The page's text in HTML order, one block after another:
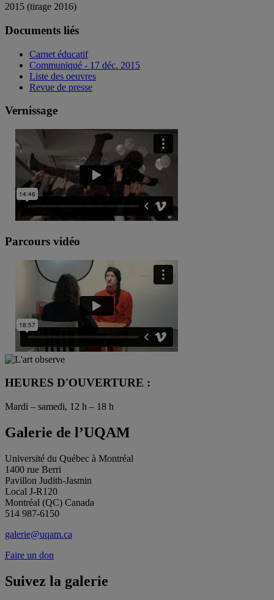
2015 (tirage 2016)
Documents liés
Carnet éducatif
Communiqué - 17 déc. 2015
Liste des oeuvres
Revue de presse
Vernissage
Parcours vidéo
HEURES D'OUVERTURE :
Mardi – samedi, 12 h – 18 h
Galerie de l’UQAM
Université du Québec à Montréal
1400 rue Berri
Pavillon Judith-Jasmin
Local J-R120
Montréal (QC) Canada
514 987-6150
galerie@uqam.ca
Faire un don
Suivez la galerie